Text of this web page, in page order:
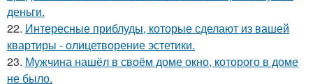
деньги.
22. Интересные приблуды, которые сделают из вашей
квартиры - олицетворение эстетики.
23. Мужчина нашёл в своём доме окно, которого в доме
не было.